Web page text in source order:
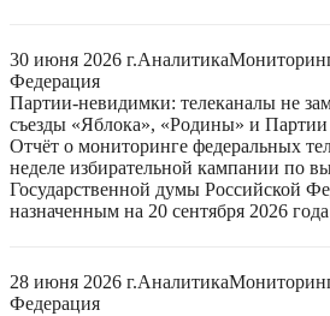
30 июня 2026 г.Аналитика
Федерация
Партии-невидимки: телеканалы не
съезды «Яблока», «Родины» и Партии
Отчёт о мониторинге федеральных
неделе избирательной кампании по
Государственной думы Российской
назначенным на 20 сентября 2026 года
28 июня 2026 г.Аналитика
Федерация